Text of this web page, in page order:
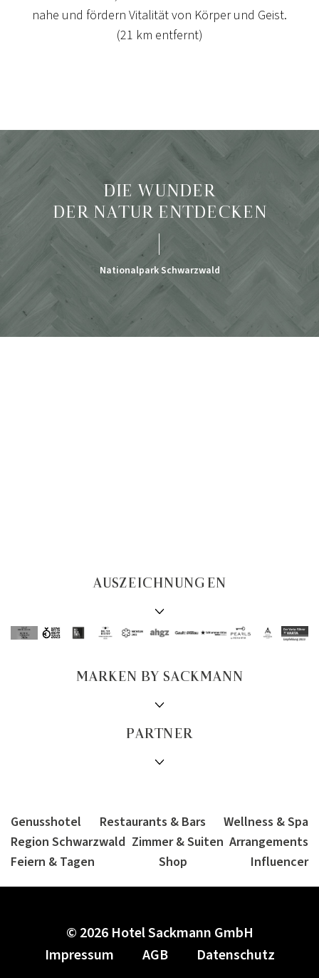
nahe und fördern Vitalität von Körper und Geist.
(21 km entfernt)
DIE WUNDER
DER NATUR ENTDECKEN
Nationalpark Schwarzwald
1/26
AUSZEICHNUNGEN
MARKEN BY SACKMANN
PARTNER
Genusshotel Restaurants & Bars
Wellness & Spa
Region Schwarzwald Zimmer & Suiten Arrangements
Feiern & Tagen
Shop Influencer
© 2026 Hotel Sackmann GmbH
Impressum
AGB Datenschutz